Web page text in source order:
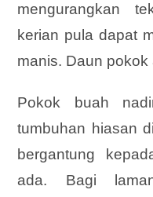
mengurangkan
kerian pula dapat
manis. Daun pokok
Pokok buah
tumbuhan hiasan
bergantung
ada. Bagi